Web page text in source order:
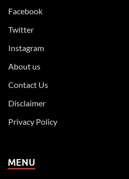
Facebook
Twitter
Instagram
About us
Contact Us
Disclaimer
Privacy Policy
MENU